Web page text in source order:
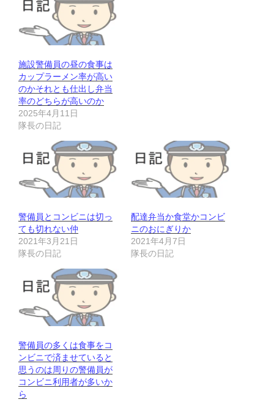
施設警備員の昼の食事は
カップラーメン率が高い
のかそれとも仕出し弁当
率のどちらが高いのか
2025年4月11日
隊長の日記
警備員とコンビニは切っ
ても切れない仲
2021年3月21日
隊長の日記
配達弁当か食堂かコンビ
ニのおにぎりか
2021年4月7日
隊長の日記
警備員の多くは食事をコ
ンビニで済ませていると
思うのは周りの警備員が
コンビニ利用者が多いか
ら